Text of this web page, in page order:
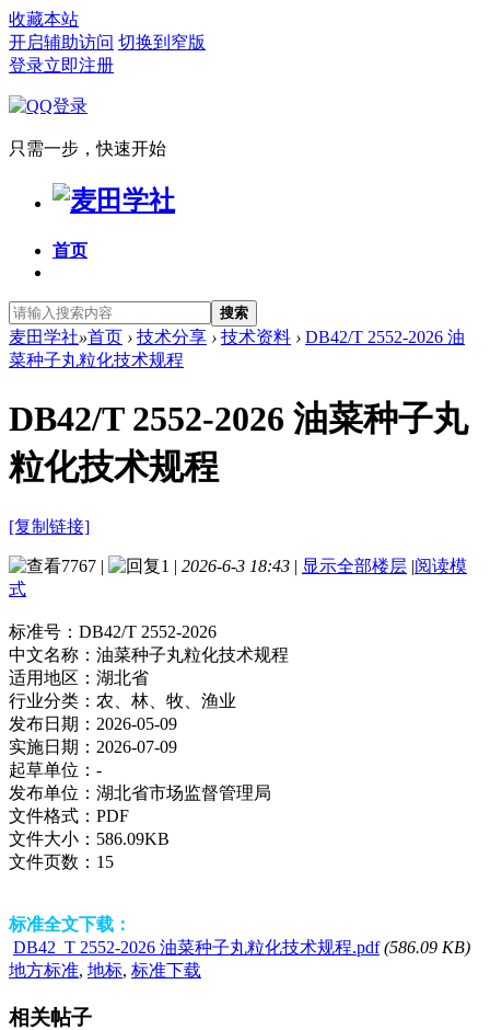
收藏本站
开启辅助访问 切换到窄版
登录立即注册
只需一步，快速开始
首页
搜索
麦田学社»首页 › 技术分享 › 技术资料 › DB42/T 2552-2026 油
菜种子丸粒化技术规程
DB42/T 2552-2026 油菜种子丸
粒化技术规程
[复制链接]
7767 | 1 | 2026-6-3 18:43 | 显示全部楼层 |阅读模
式
标准号： DB42/T 2552-2026
中文名称： 油菜种子丸粒化技术规程
适用地区： 湖北省
行业分类： 农、林、牧、渔业
发布日期： 2026-05-09
实施日期： 2026-07-09
起草单位： -
发布单位： 湖北省市场监督管理局
文件格式： PDF
文件大小： 586.09KB
文件页数： 15
标准全文下载：
DB42_T 2552-2026 油菜种子丸粒化技术规程.pdf (586.09 KB)
地方标准, 地标, 标准下载
相关帖子